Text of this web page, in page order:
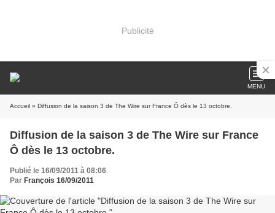
Publicité
MENU
Accueil » Diffusion de la saison 3 de The Wire sur France Ô dès le 13 octobre.
Diffusion de la saison 3 de The Wire sur France
Ô dès le 13 octobre.
Publié le 16/09/2011 à 08:06
Par François 16/09/2011